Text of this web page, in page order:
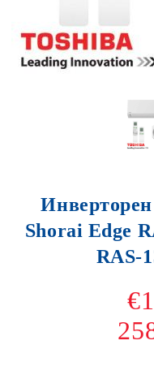
Shorai Edge
RAS-